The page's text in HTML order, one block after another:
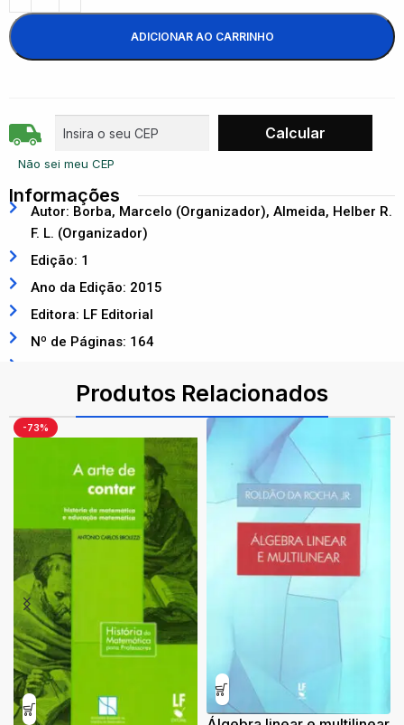
ADICIONAR AO CARRINHO
Não sei meu CEP
Informações
Autor: Borba, Marcelo (Organizador), Almeida, Helber R.
F. L. (Organizador)
Edição: 1
Ano da Edição: 2015
Editora: LF Editorial
Nº de Páginas: 164
Produtos Relacionados
-73%